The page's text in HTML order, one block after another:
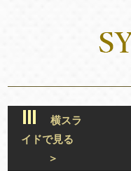
横スラ
イドで見る
＞